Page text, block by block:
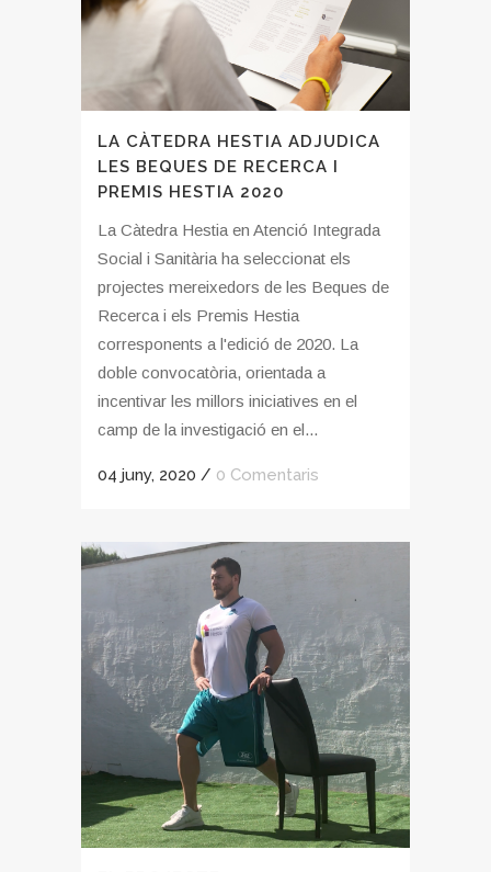
LA CÀTEDRA HESTIA ADJUDICA
LES BEQUES DE RECERCA I
PREMIS HESTIA 2020
La Càtedra Hestia en Atenció Integrada
Social i Sanitària ha seleccionat els
projectes mereixedors de les Beques de
Recerca i els Premis Hestia
corresponents a l'edició de 2020. La
doble convocatòria, orientada a
incentivar les millors iniciatives en el
camp de la investigació en el...
04 juny, 2020 / 0 Comentaris